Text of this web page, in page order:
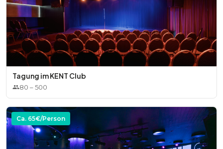
Wirsingroulade mit Perlgraupen und dunkler Muskatnuss-
Sauce (vegan)
- Dessert:
Spekulatius-Mascarponecreme mit Glühweinkirschen
Zartbittermousse-Trifle mit Lebkuchen
Maronen-Birnencrumble mit Haselnüssen und Quatre
Épices (vegan)
Tagung im KENT Club
80 –500
Ca. 65€/Person